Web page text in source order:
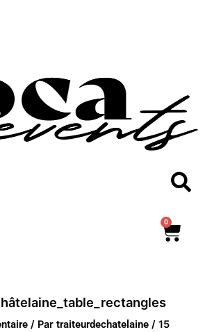
0
/ Partraiteurdechatelaine/15